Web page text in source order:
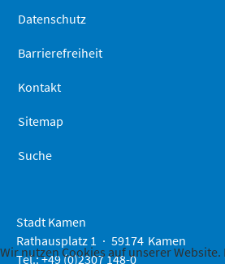
Datenschutz
Barrierefreiheit
Kontakt
Sitemap
Suche
Stadt Kamen
Rathausplatz 1
59174 Kamen
Tel.: +49 (0)2307 148-0
Wir nutzen Cookies auf unserer